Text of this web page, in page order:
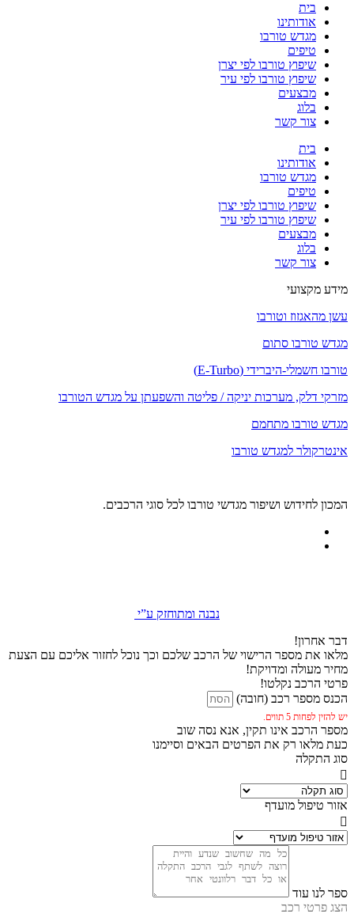
בית
אודותינו
מגדש טורבו
טיפים
שיפוץ טורבו לפי יצרן
שיפוץ טורבו לפי עיר
מבצעים
בלוג
צור קשר
בית
אודותינו
מגדש טורבו
טיפים
שיפוץ טורבו לפי יצרן
שיפוץ טורבו לפי עיר
מבצעים
בלוג
צור קשר
מידע מקצועי
עשן מהאגזוז וטורבו
מגדש טורבו סתום
טורבו חשמלי-היברידי (E-Turbo)
מזרקי דלק, מערכות יניקה / פליטה והשפעתן על מגדש הטורבו
מגדש טורבו מתחמם
אינטרקולר למגדש טורבו
המכון לחידוש ושיפור מגדשי טורבו לכל סוגי הרכבים.
נבנה ומתוחזק ע”י
דבר אחרון!
מלאו את מספר הרישוי של הרכב שלכם וכך נוכל לחזור אליכם עם הצעת
מחיר מעולה ומדויקת!
פרטי הרכב נקלטו!
הכנס מספר רכב (חובה)
יש להזין לפחות 5 תווים.
מספר הרכב אינו תקין, אנא נסה שוב
כעת מלאו רק את הפרטים הבאים וסיימנו
סוג התקלה
אזור טיפול מועדף
ספר לנו עוד
הצג פרטי רכב